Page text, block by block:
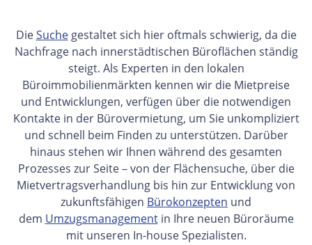
DieSuchegestaltet sich hier oftmals schwierig, da die
Nachfrage nach innerstädtischen Büroflächen ständig
steigt. Als Experten in den lokalen
Büroimmobilienmärkten kennen wir die Mietpreise
und Entwicklungen, verfügen über die notwendigen
Kontakte in der Bürovermietung, um Sie unkompliziert
und schnell beim Finden zu unterstützen. Darüber
hinaus stehen wir Ihnen während des gesamten
Prozesses zur Seite – von der Flächensuche, über die
Mietvertragsverhandlung bis hin zur Entwicklung von
zukunftsfähigen Bürokonzepten und
dem Umzugsmanagementin Ihre neuen Büroräume
mit unseren In-house Spezialisten.